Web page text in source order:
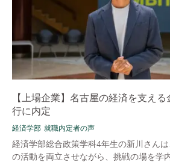
【上場企業】名古屋の経済を支え
行に内定
経済学部 就職内定者の声
経済学部総合政策学科4年生の新川さん
の活動を両立させながら、挑戦の場を学